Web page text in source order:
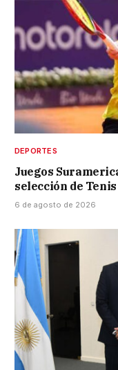
DEPORTES
Juegos
selección de Tenis
6 de agosto de 2026